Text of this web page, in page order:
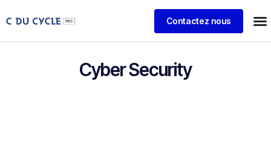
Contactez nous
Cyber Security